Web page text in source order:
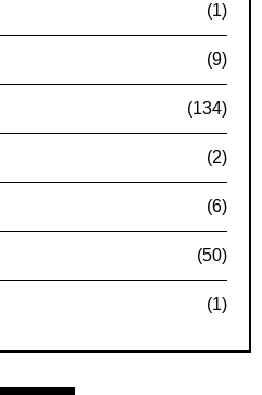
(1)
(9)
(134)
(2)
(6)
(50)
(1)